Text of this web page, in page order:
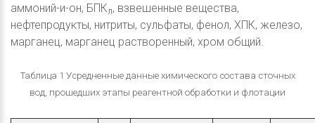
аммоний-и-он, БПКл, взвешенные вещества,
нефтепродукты, нитриты, сульфаты, фенол, ХПК, железо,
марганец, марганец растворенный, хром общий.
Таблица 1 Усредненные данные химического состава сточных
вод, прошедших этапы реагентной обработки и флотации